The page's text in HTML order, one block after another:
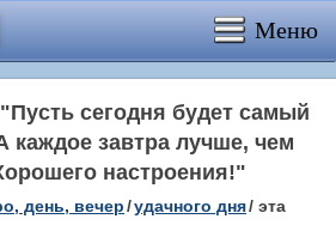
Меню
сегодня будет самый
каждое завтра лучше, чем
настроения!"
день, вечер/удачного дня/ эта